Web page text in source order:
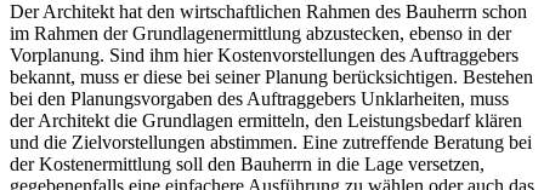
Der Architekt hat den wirtschaftlichen Rahmen des Bauherrn schon
im Rahmen der Grundlagenermittlung abzustecken, ebenso in der
Vorplanung. Sind ihm hier Kostenvorstellungen des Auftraggebers
bekannt, muss er diese bei seiner Planung berücksichtigen. Bestehen
bei den Planungsvorgaben des Auftraggebers Unklarheiten, muss
der Architekt die Grundlagen ermitteln, den Leistungsbedarf klären
und die Zielvorstellungen abstimmen. Eine zutreffende Beratung bei
der Kostenermittlung soll den Bauherrn in die Lage versetzen,